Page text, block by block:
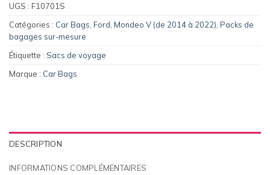
UGS : F10701S
Catégories : Car Bags Ford Mondeo V (de 2014 à 2022) Packs de
bagages sur-mesure
Étiquette : Sacs de voyage
Marque : Car Bags
DESCRIPTION
INFORMATIONS COMPLÉMENTAIRES